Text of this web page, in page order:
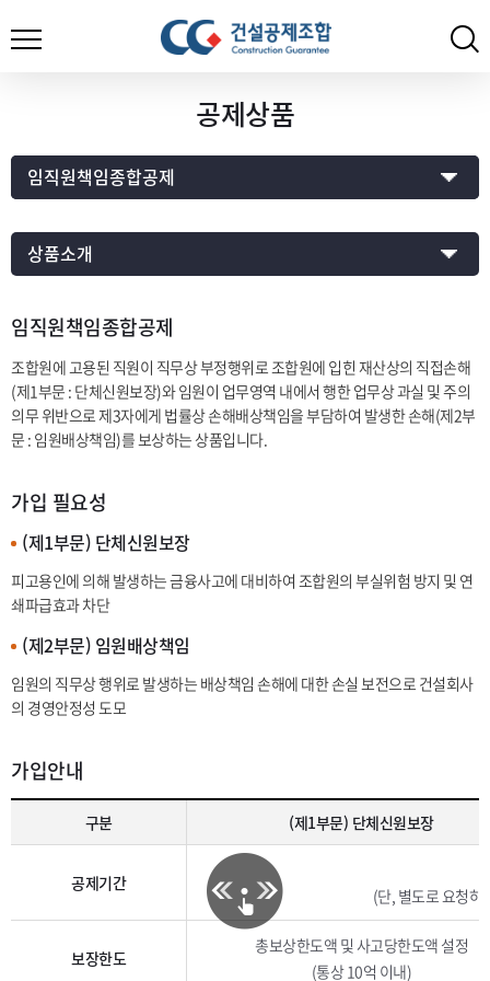
공제상품
임직원책임종합공제
조합원에 고용된 직원이 직무상 부정행위로 조합원에 입힌 재산상의 직접손해
(제1부문 : 단체신원보장)와 임원이 업무영역 내에서 행한 업무상 과실 및 주의
의무 위반으로 제3자에게 법률상 손해배상책임을 부담하여 발생한 손해(제2부
문 : 임원배상책임)를 보상하는 상품입니다.
가입 필요성
(제1부문) 단체신원보장
피고용인에 의해 발생하는 금융사고에 대비하여 조합원의 부실위험 방지 및 연
쇄파급효과 차단
(제2부문) 임원배상책임
임원의 직무상 행위로 발생하는 배상책임 손해에 대한 손실 보전으로 건설회사
의 경영안정성 도모
가입안내
구분 (제1부문) 단체신원보장
공제기간
(단, 별도로 요청하
보장한도
총보상한도액 및 사고당한도액 설정
(통상 10억 이내)